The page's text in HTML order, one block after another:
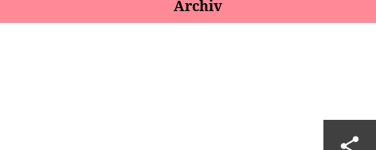
Archiv